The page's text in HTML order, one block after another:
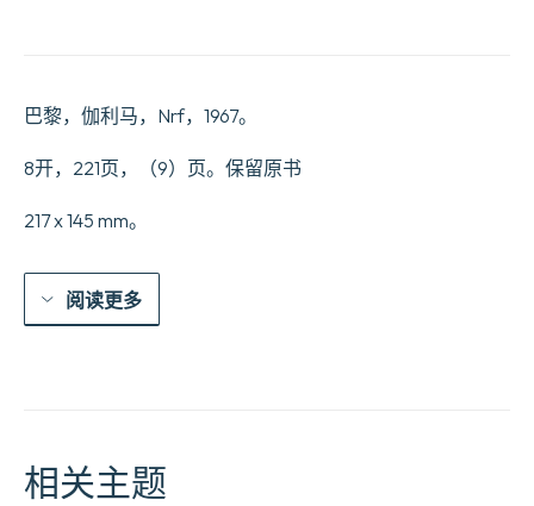
巴黎，伽利马，Nrf，1967。
8开，221页，（9）页。保留原书
217 x 145 mm。
阅读更多
相关主题